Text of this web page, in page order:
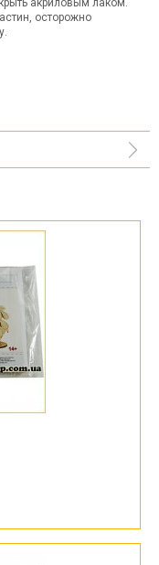
акриловым лаком.
осторожно